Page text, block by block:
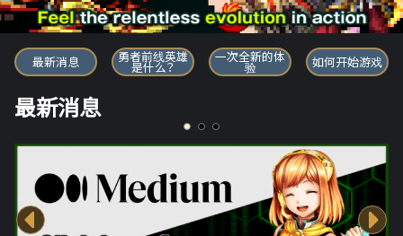
勇者前线英雄
最新消息 勇者前线英雄
是什么？
一次全新的体
验 如何开始游戏
最新消息